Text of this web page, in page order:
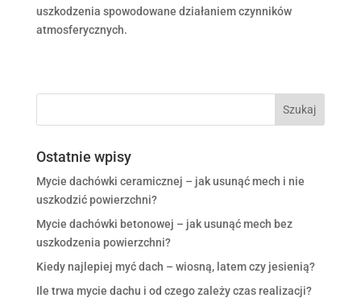
uszkodzenia spowodowane działaniem czynników
atmosferycznych.
Ostatnie wpisy
Mycie dachówki ceramicznej – jak usunąć mech i nie
uszkodzić powierzchni?
Mycie dachówki betonowej – jak usunąć mech bez
uszkodzenia powierzchni?
Kiedy najlepiej myć dach – wiosną, latem czy jesienią?
Ile trwa mycie dachu i od czego zależy czas realizacji?